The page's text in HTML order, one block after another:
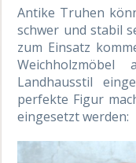
Antike Truhen
schwer und stabil
zum Einsatz
Landhausstil
perfekte Figur
eingesetzt werden: